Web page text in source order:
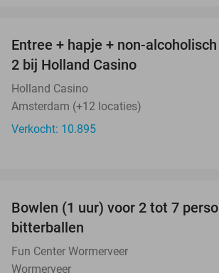
Entree + hapje + non-
2 bij Holland Casino
Holland Casino
Amsterdam (+12 locaties)
Verkocht: 10.895
Bowlen (1 uur) voor 2 tot 7
bitterballen
Fun Center Wormerveer
Wormerveer